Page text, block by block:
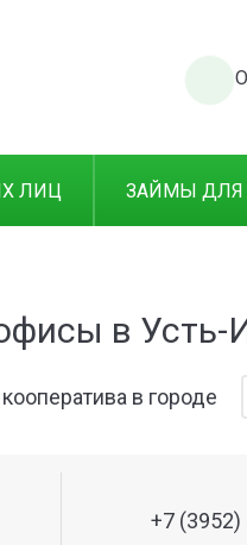
ЛИЦ ЗАЙМЫ ДЛЯ
в Усть-
в городе
+7 (3952)